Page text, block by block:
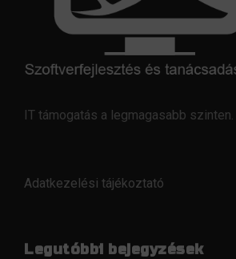
IT támogatás a legmagasabb szinten.
Adatkezelési tájékoztató
Legutóbbi bejegyzések